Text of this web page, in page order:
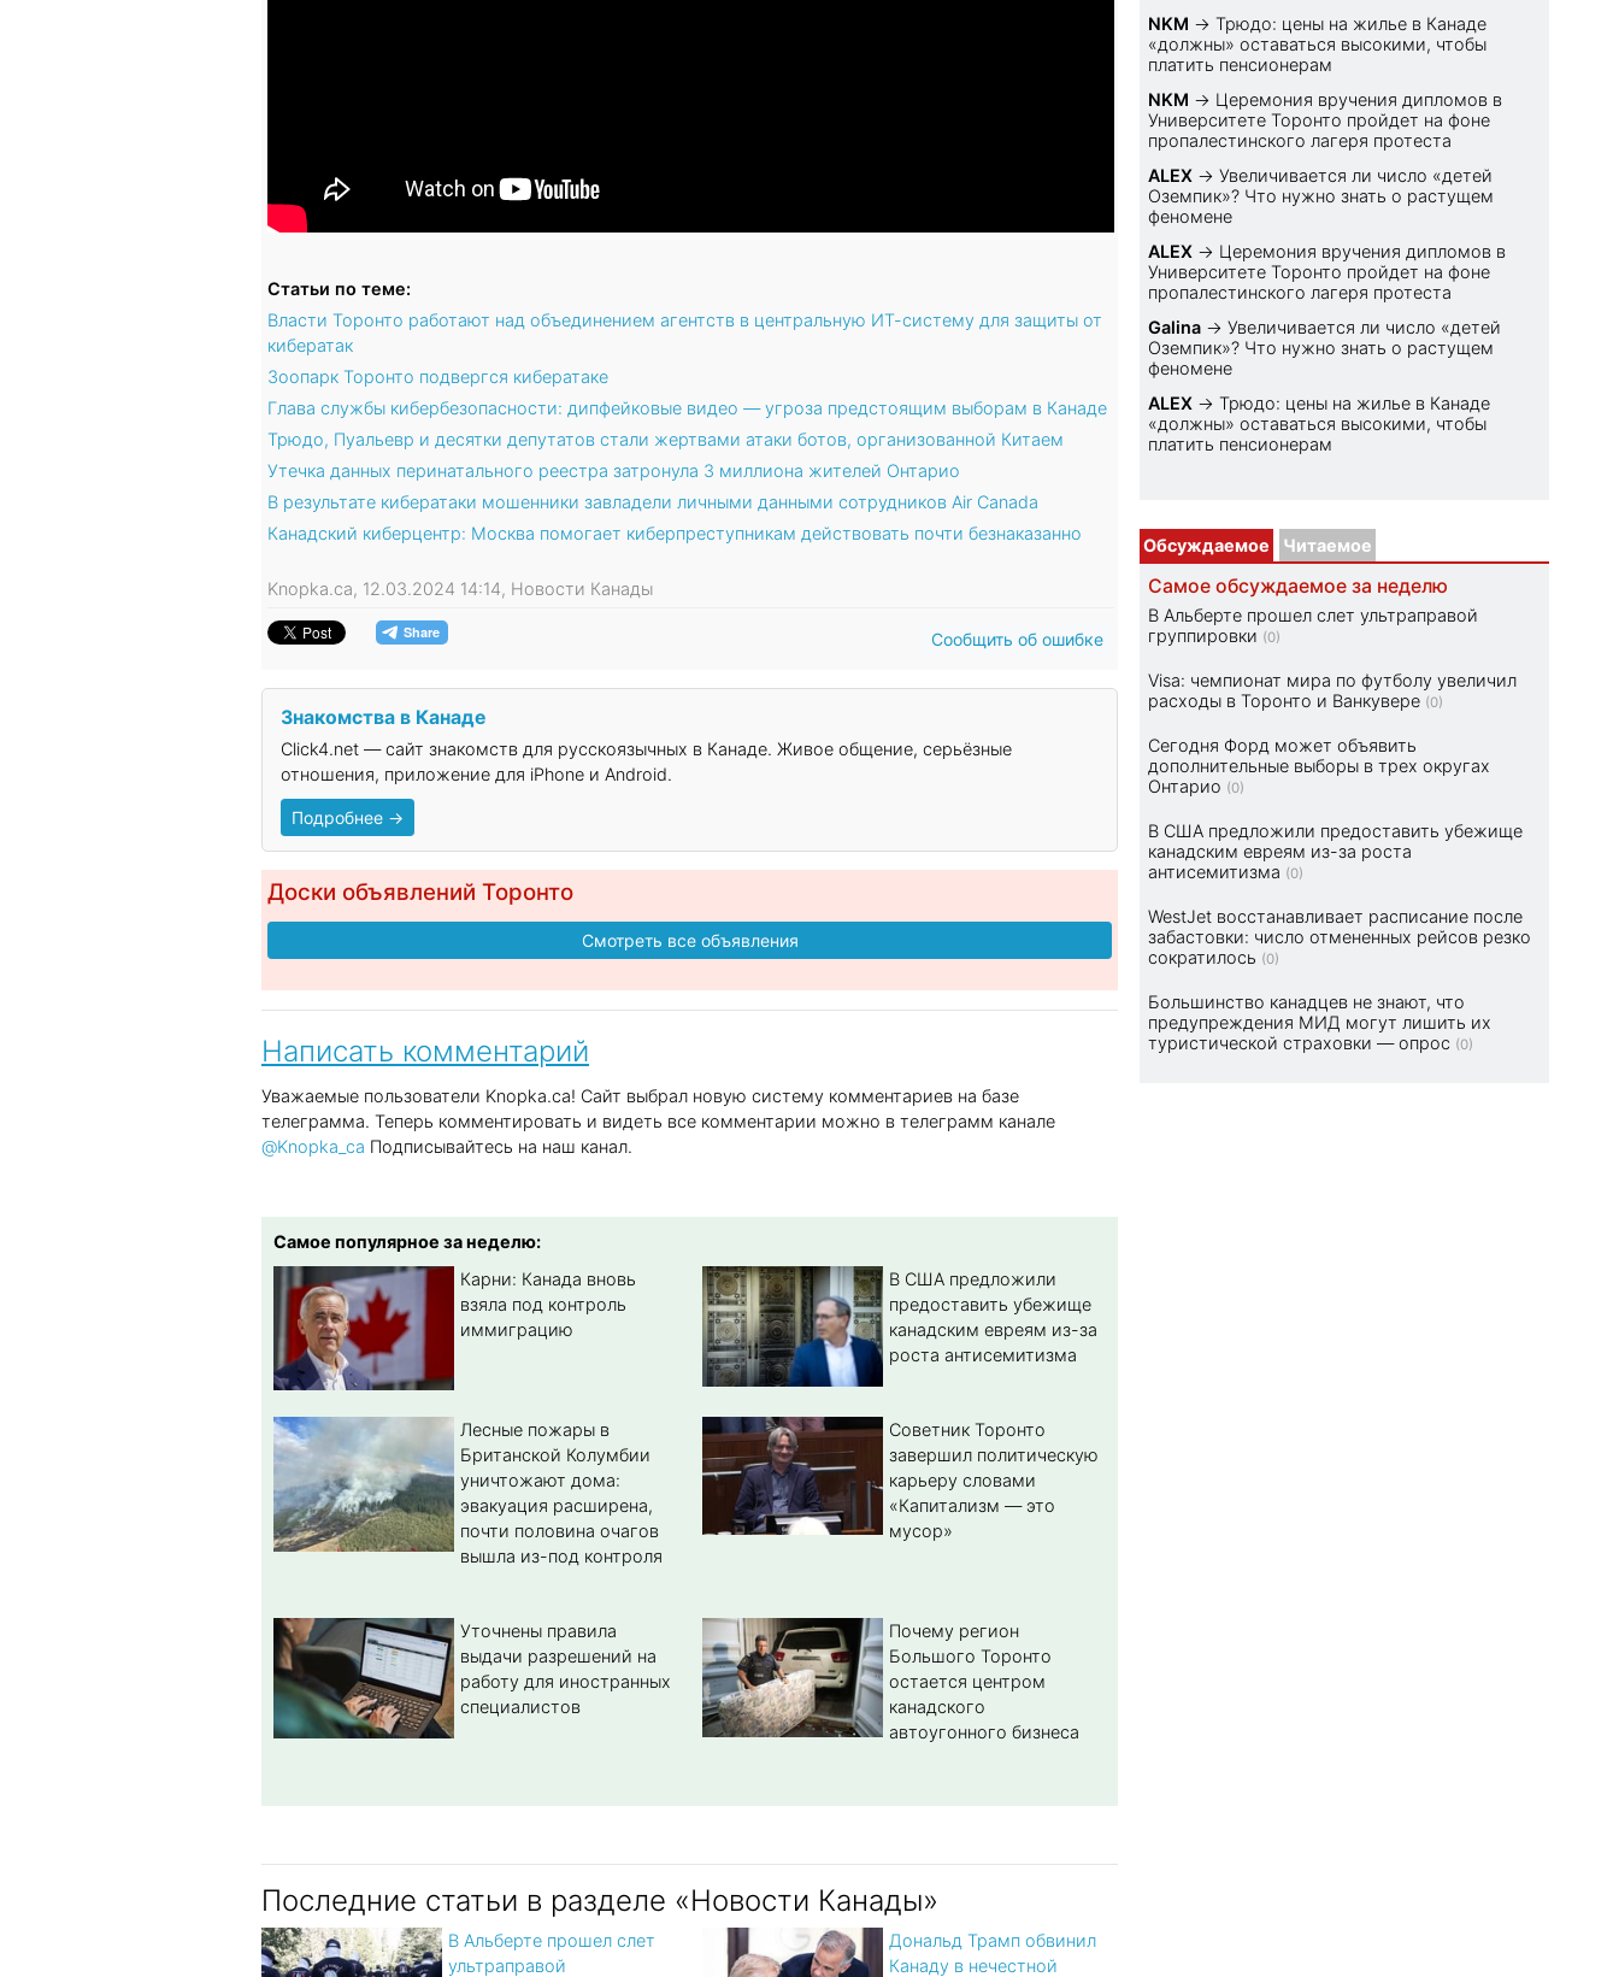
Статьи по теме:
Власти Торонто работают над объединением агентств в центральную ИТ-систему для защиты от
кибератак
Зоопарк Торонто подвергся кибератаке
Глава службы кибербезопасности: дипфейковые видео — угроза предстоящим выборам в Канаде
Трюдо, Пуальевр и десятки депутатов стали жертвами атаки ботов, организованной Китаем
Утечка данных перинатального реестра затронула 3 миллиона жителей Онтарио
В результате кибератаки мошенники завладели личными данными сотрудников Air Canada
Канадский киберцентр: Москва помогает киберпреступникам действовать почти безнаказанно
Knopka.ca, 12.03.2024 14:14, Новости Канады
Сообщить об ошибке
Знакомства в Канаде
Click4.net — сайт знакомств для русскоязычных в Канаде. Живое общение, серьёзные
отношения, приложение для iPhone и Android.
Подробнее →
Доски объявлений Торонто
Смотреть все объявления
Написать комментарий
Уважаемые пользователи Knopka.ca! Сайт выбрал новую систему комментариев на базе
телеграмма. Теперь комментировать и видеть все комментарии можно в телеграмм канале
@Knopka_ca Подписывайтесь на наш канал.
Самое популярное за неделю:
Карни: Канада вновь
взяла под контроль
иммиграцию
В США предложили
предоставить убежище
канадским евреям из-за
роста антисемитизма
Лесные пожары в
Британской Колумбии
уничтожают дома:
эвакуация расширена,
почти половина очагов
вышла из-под контроля
Советник Торонто
завершил политическую
карьеру словами
«Капитализм — это
мусор»
Уточнены правила
выдачи разрешений на
работу для иностранных
специалистов
Почему регион
Большого Торонто
остается центром
канадского
автоугонного бизнеса
Последние статьи в разделе «Новости Канады»
В Альберте прошел слет
ультраправой
Дональд Трамп обвинил
Канаду в нечестной
NKM →Трюдо: цены на жилье в Канаде
«должны» оставаться высокими, чтобы
платить пенсионерам
NKM → Церемония вручения дипломов в
Университете Торонто пройдет на фоне
пропалестинского лагеря протеста
ALEX →Увеличивается ли число «детей
Оземпик»? Что нужно знать о растущем
феномене
ALEX → Церемония вручения дипломов в
Университете Торонто пройдет на фоне
пропалестинского лагеря протеста
Galina →Увеличивается ли число «детей
Оземпик»? Что нужно знать о растущем
феномене
ALEX →Трюдо: цены на жилье в Канаде
«должны» оставаться высокими, чтобы
платить пенсионерам
Обсуждаемое Читаемое
Самое обсуждаемое за неделю
В Альберте прошел слет ультраправой
группировки (0)
Visa: чемпионат мира по футболу увеличил
расходы в Торонто и Ванкувере (0)
Сегодня Форд может объявить
дополнительные выборы в трех округах
Онтарио (0)
В США предложили предоставить убежище
канадским евреям из-за роста
антисемитизма (0)
WestJet восстанавливает расписание после
забастовки: число отмененных рейсов резко
сократилось (0)
Большинство канадцев не знают, что
предупреждения МИД могут лишить их
туристической страховки — опрос (0)